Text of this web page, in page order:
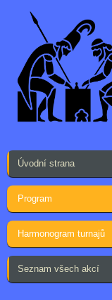
Úvodní strana
Program
Harmonogram turnajů
Seznam všech akcí